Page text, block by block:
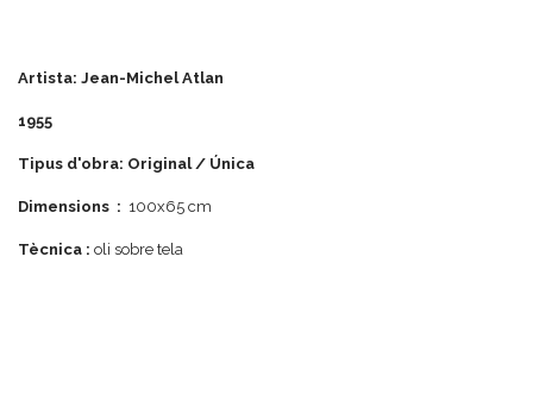
Artista: Jean-Michel Atlan
1955
Tipus d'obra: Original / Única
Dimensions : 100x65 cm
Tècnica : oli sobre tela